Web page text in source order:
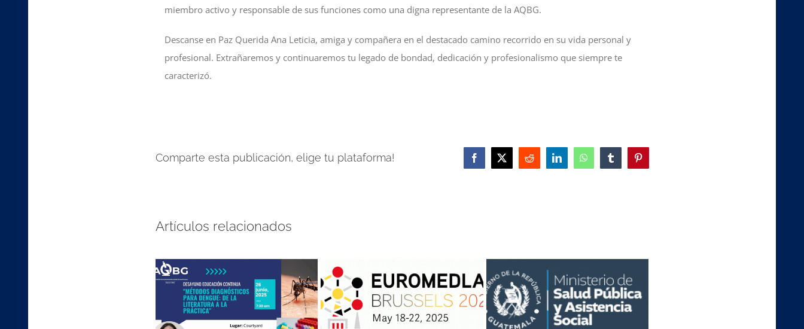
miembro activo y responsable de sus funciones como una digna representante de la AQBG.
Descanse en Paz Querida Ana Leticia, amiga y compañera en el destacado camino recorrido en su vida personal y
profesional. Extrañaremos y continuaremos tu legado de bondad, dedicación y profesionalismo que siempre te
caracterizó.
Comparte esta publicación, elige tu plataforma! Facebook
X Reddit LinkedInWhatsAppTumblrPinterest
Artículos relacionados